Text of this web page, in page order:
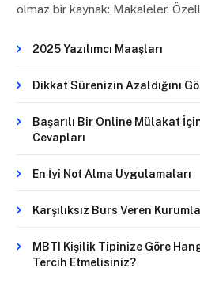
olmaz bir kaynak: Makaleler.
2025 Yazılımcı Maaşları
Dikkat Sürenizin Azaldığını
Başarılı Bir Online Mülakat
Cevapları
En İyi Not Alma Uygulamaları
Karşılıksız Burs Veren
MBTI Kişilik Tipinize Göre
Tercih Etmelisiniz?